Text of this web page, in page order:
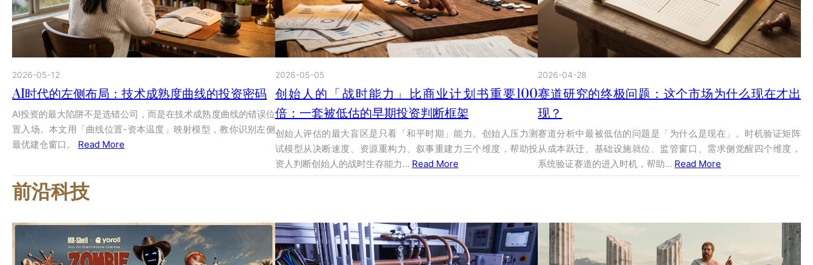
2026-05-12
AI时代的左侧布局：技术成熟度曲线的投资密码
AI投资的最大陷阱不是选错公司，而是在技术成熟度曲线的错误位
置入场。本文用「曲线位置-资本温度」映射模型，教你识别左侧
最优建仓窗口。 Read More
2026-05-05
创始人的「战时能力」比商业计划书重要100
倍：一套被低估的早期投资判断框架
创始人评估的最大盲区是只看「和平时期」能力。创始人压力测
试模型从决断速度、资源重构力、叙事重建力三个维度，帮助投
资人判断创始人的战时生存能力… Read More
2026-04-28
赛道研究的终极问题：这个市场为什么现在才出
现？
赛道分析中最被低估的问题是「为什么是现在」。时机验证矩阵
从成本跃迁、基础设施就位、监管窗口、需求侧觉醒四个维度，
系统验证赛道的进入时机，帮助… Read More
前沿科技